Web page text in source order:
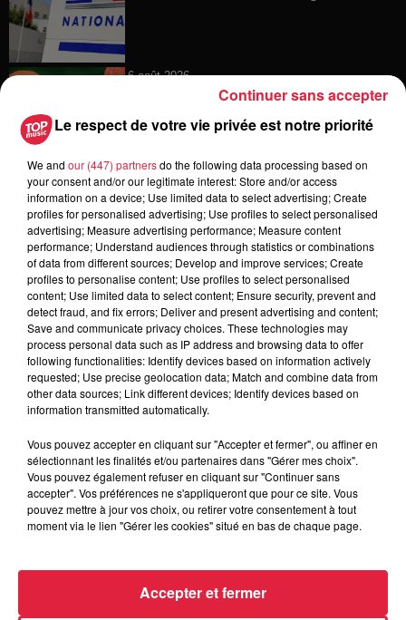
6 août 2026
Au zoo de Mulhouse : rencontre
6 août 2026
Les dernières infos sur la venue du
pape à Metz en septembre
5 août 2026
Europa-Park : des précisons sur
l’après Euro-Mir
Dans la même série
le Cancer du Bas-Rhin
On s'entend bien - la Ligue contre le Cancer
Le respect de votre vie privée est notre priorité
We and our (447) partnersdo the following data processing based on
your consent and/or our legitimate interest: Store and/or access
information on a device; Use limited data to select advertising; Create
profiles for personalised advertising; Use profiles to select personalised
advertising; Measure advertising performance; Measure content
performance; Understand audiences through statistics or combinations
of data from different sources; Develop and improve services; Create
profiles to personalise content; Use profiles to select personalised
content; Use limited data to select content; Ensure security, prevent and
detect fraud, and fix errors; Deliver and present advertising and content;
Save and communicate privacy choices. These technologies may
process personal data such as IP address and browsing data to offer
following functionalities: Identify devices based on information actively
requested; Use precise geolocation data; Match and combine data from
other data sources; Link different devices; Identify devices based on
information transmitted automatically.
Vous pouvez accepter en cliquant sur "Accepter et fermer", ou affiner en
sélectionnant les finalités et/ou partenaires dans "Gérer mes choix".
Vous pouvez également refuser en cliquant sur "Continuer sans
accepter". Vos préférences ne s'appliqueront que pour ce site. Vous
pouvez mettre à jour vos choix, ou retirer votre consentement à tout
moment via le lien "Gérer les cookies" situé en bas de chaque page.
Accepter et fermer
Continuer sans accepter